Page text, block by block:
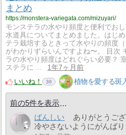
まとめ
https://monstera-variegata.com/mizuyari/
モンステラの水やり頻度と便利でお
水道具についてまとめました。はじ
テラ栽培するときって水やりの頻度（
がわかりずらいんですよね〜。 目次
ラの水やり頻度はどれぐらい必要？
ステラに ...
1年7ヶ月前
いいね！
36 植物を愛する斑
前の5件を表示
ばんしい
ありがとうご
冷やさないようにがんばり